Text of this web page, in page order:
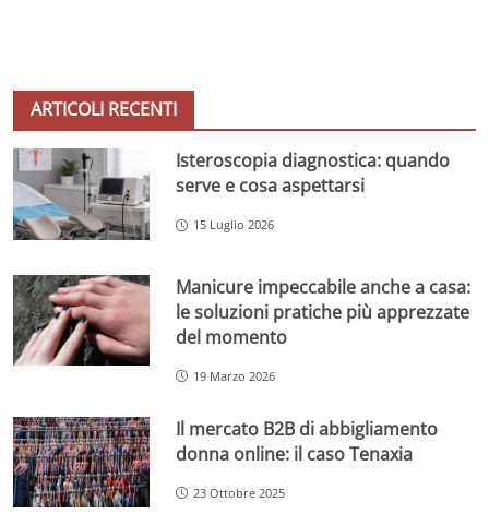
ARTICOLI RECENTI
Isteroscopia diagnostica: quando
serve e cosa aspettarsi
15 Luglio 2026
Manicure impeccabile anche a casa:
le soluzioni pratiche più apprezzate
del momento
19 Marzo 2026
Il mercato B2B di abbigliamento
donna online: il caso Tenaxia
23 Ottobre 2025